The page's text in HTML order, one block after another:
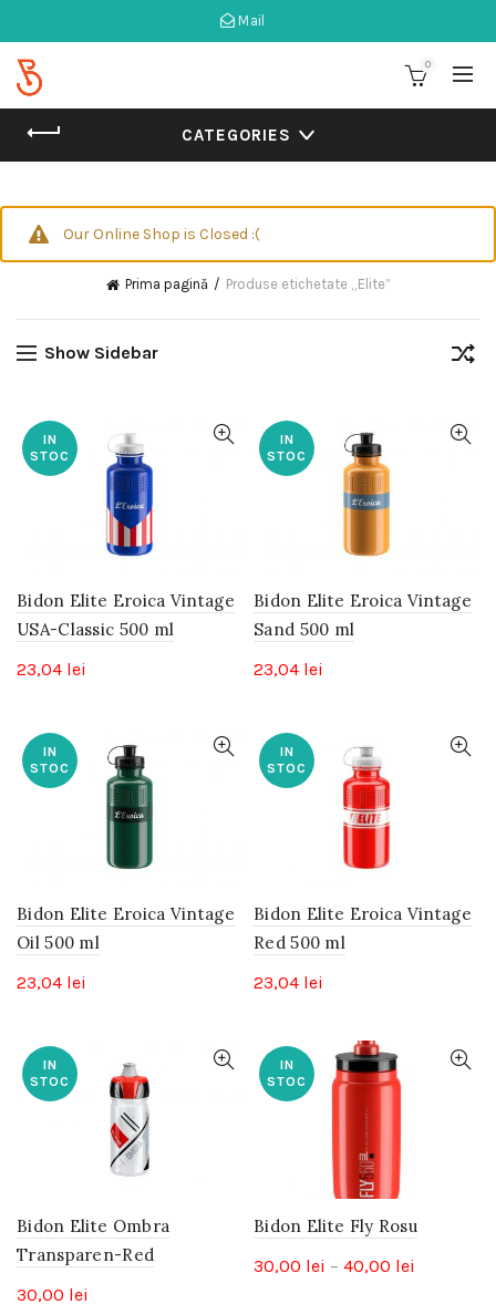
Mail
0
CATEGORIES
Our Online Shop is Closed :(
Prima pagină Produse etichetate „Elite”
Show Sidebar
IN
STOC
Bidon Elite Eroica Vintage
USA-Classic 500 ml
23,04 lei
IN
STOC
Bidon Elite Eroica Vintage
Sand 500 ml
23,04 lei
IN
STOC
Bidon Elite Eroica Vintage
Oil 500 ml
23,04 lei
IN
STOC
Bidon Elite Eroica Vintage
Red 500 ml
23,04 lei
IN
STOC
Bidon Elite Ombra
Transparen-Red
30,00 lei
IN
STOC
Bidon Elite Fly Rosu
30,00 lei – 40,00 lei